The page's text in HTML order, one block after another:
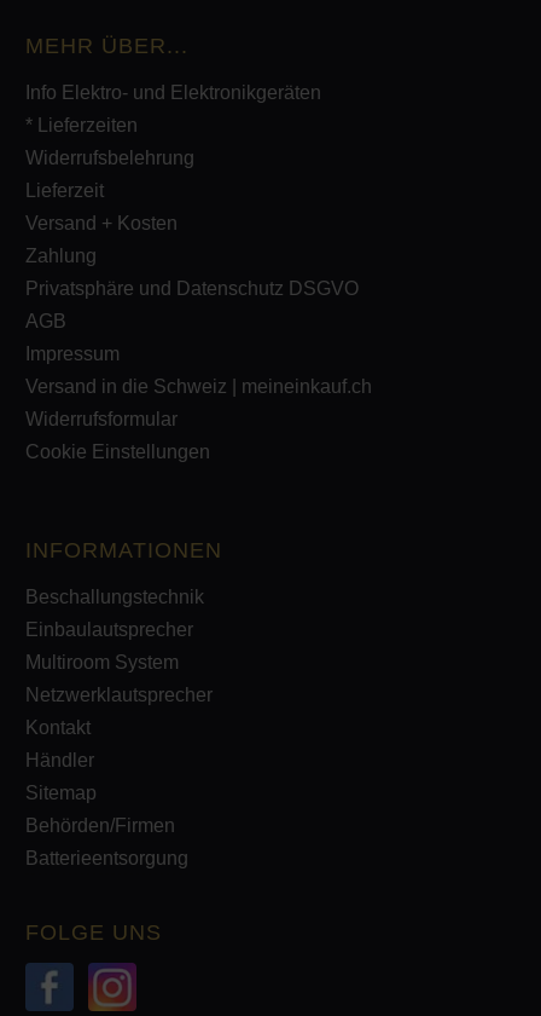
MEHR ÜBER...
Info Elektro- und Elektronikgeräten
* Lieferzeiten
Widerrufsbelehrung
Lieferzeit
Versand + Kosten
Zahlung
Privatsphäre und Datenschutz DSGVO
AGB
Impressum
Versand in die Schweiz | meineinkauf.ch
Widerrufsformular
Cookie Einstellungen
INFORMATIONEN
Beschallungstechnik
Einbaulautsprecher
Multiroom System
Netzwerklautsprecher
Kontakt
Händler
Sitemap
Behörden/Firmen
Batterieentsorgung
FOLGE UNS